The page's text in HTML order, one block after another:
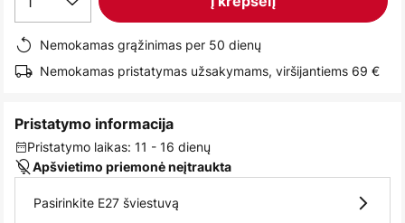
Nemokamas grąžinimas per 50 dienų
Nemokamas pristatymas užsakymams, viršijantiems 69 €
Pristatymo informacija
Pristatymo laikas: 11 - 16 dienų
Apšvietimo priemonė neįtraukta
Pasirinkite E27 šviestuvą